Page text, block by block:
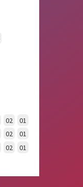
02 01
02 01
02
01